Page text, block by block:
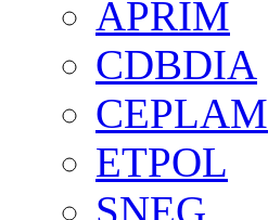
APRIM
CDBDIA
CEPLAM
ETPOL
SNEG